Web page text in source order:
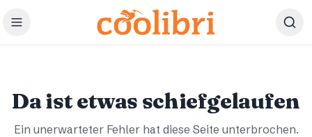
Zum Hauptinhalt springen
Da ist etwas schiefgelaufen
Ein unerwarteter Fehler hat diese Seite unterbrochen.